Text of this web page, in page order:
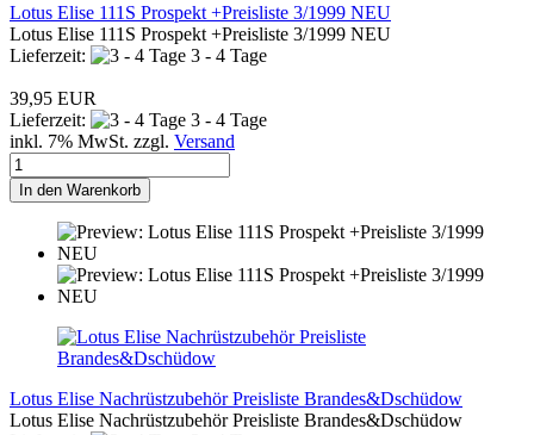
Lotus Elise 111S Prospekt +Preisliste 3/1999 NEU
Lotus Elise 111S Prospekt +Preisliste 3/1999 NEU
Lieferzeit:
3 - 4 Tage
39,95 EUR
Lieferzeit:
3 - 4 Tage
inkl. 7% MwSt. zzgl. Versand
In den Warenkorb
Lotus Elise Nachrüstzubehör Preisliste Brandes&Dschüdow
Lotus Elise Nachrüstzubehör Preisliste Brandes&Dschüdow